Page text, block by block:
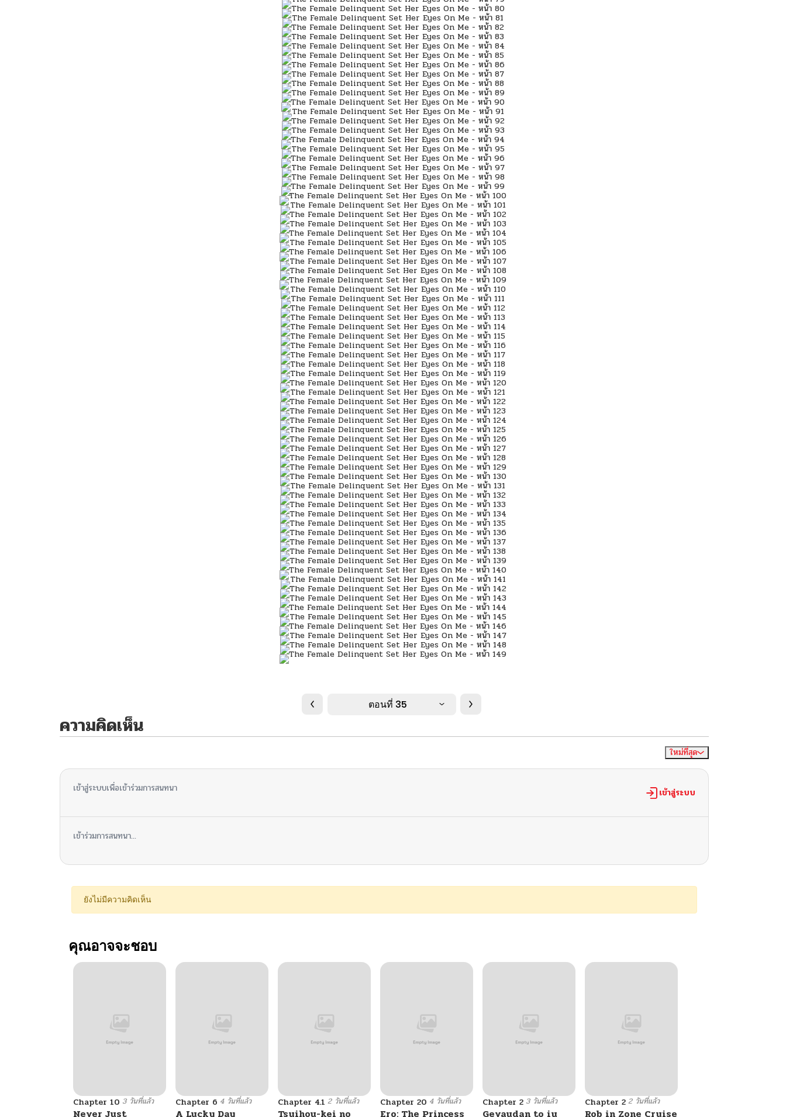
ตอนที่ 35
ความคิดเห็น
ใหม่ที่สุด
เข้าสู่ระบบเพื่อเข้าร่วมการสนทนา เข้าสู่ระบบ
เข้าร่วมการสนทนา...
ยังไม่มีความคิดเห็น
คุณอาจจะชอบ
Chapter 10 3 วันที่แล้ว
Never Just
Chapter 6 4 วันที่แล้ว
A Lucky Day
Chapter 4.1 2 วันที่แล้ว
Tsuihou-kei no
Chapter 20 4 วันที่แล้ว
Ero: The Princess
Chapter 2 3 วันที่แล้ว
Gevaudan to iu
Chapter 2 2 วันที่แล้ว
Rob in Zone Cruise